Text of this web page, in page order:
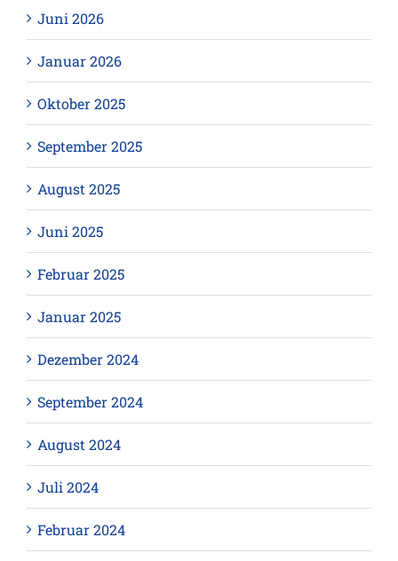
Juni 2026
Januar 2026
Oktober 2025
September 2025
August 2025
Juni 2025
Februar 2025
Januar 2025
Dezember 2024
September 2024
August 2024
Juli 2024
Februar 2024